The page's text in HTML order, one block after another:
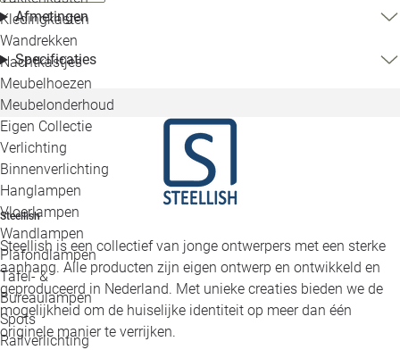
Kledingkasten
Wandrekken
Nachtkastjes
Meubelhoezen
Meubelonderhoud
Eigen Collectie
Verlichting
Binnenverlichting
Hanglampen
Vloerlampen
Wandlampen
Plafondlampen
Tafel- &
Bureaulampen
Spots
Railverlichting
Afmetingen
Specificaties
Steellish
Steellish is een collectief van jonge ontwerpers met een sterke
aanhang. Alle producten zijn eigen ontwerp en ontwikkeld en
geproduceerd in Nederland. Met unieke creaties bieden we de
mogelijkheid om de huiselijke identiteit op meer dan één
originele manier te verrijken.